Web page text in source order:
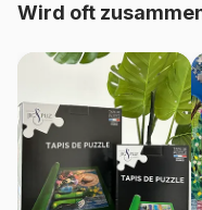
Teileanzahl
Maße
Wird oft